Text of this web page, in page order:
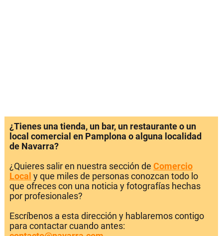
¿Tienes una tienda, un bar, un restaurante o un
local comercial en Pamplona o alguna localidad
de Navarra?
¿Quieres salir en nuestra sección de Comercio
Local y que miles de personas conozcan todo lo
que ofreces con una noticia y fotografías hechas
por profesionales?
Escríbenos a esta dirección y hablaremos contigo
para contactar cuando antes: